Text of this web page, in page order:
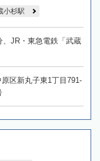
小杉駅
JR・東急電鉄「武蔵
区新丸子東1丁目791-